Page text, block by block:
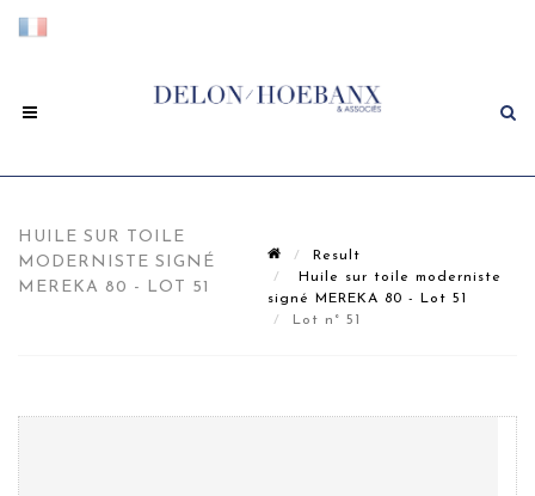
HUILE SUR TOILE
MODERNISTE SIGNÉ
MEREKA 80 - LOT 51
Result
Huile sur toile moderniste
signé MEREKA 80 - Lot 51
Lot n° 51